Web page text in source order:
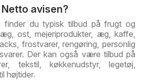
avisen?
finder du typisk tilbud på frugt og
ost, mejeriprodukter, æg, kaffe,
frostvarer, rengøring, personlig
Der kan også være tilbud på
tekstil, køkkenudstyr, legetøj,
højtider.